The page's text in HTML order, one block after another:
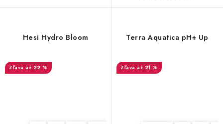
Hesi Hydro Bloom
až 22 %
Terra Aquatica pH+ Up
až 21 %